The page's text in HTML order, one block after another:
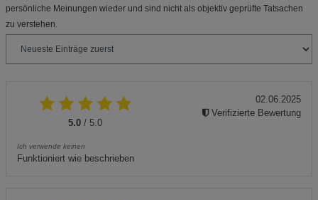
persönliche Meinungen wieder und sind nicht als objektiv geprüfte Tatsachen
zu verstehen.
5.0 / 5.0
Ich verwende keinen
Funktioniert wie beschrieben
02.06.2025
Verifizierte Bewertung